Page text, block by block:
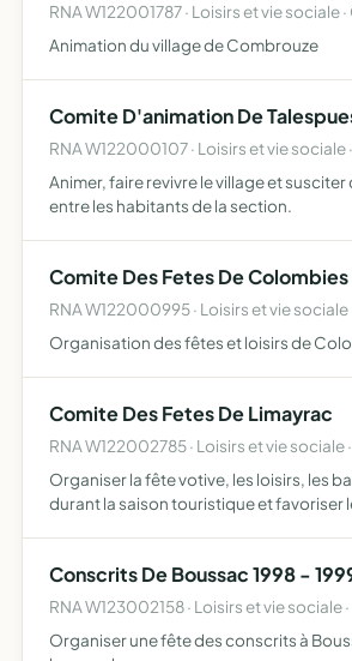
RNA W122001787 · Loisirs et vie sociale
Animation du village de Combrouze
Comite D'animation De
RNA W122000107 · Loisirs et vie sociale
Animer, faire revivre le village et
entre les habitants de la section.
Comite Des Fetes De Colombies
RNA W122000995 · Loisirs et vie sociale
Organisation des fêtes et loisirs de
Comite Des Fetes De Limayrac
RNA W122002785 · Loisirs et vie sociale
Organiser la fête votive, les loisirs, les
durant la saison touristique et favoriser
Conscrits De Boussac 1998 -
RNA W123002158 · Loisirs et vie sociale
Organiser une fête des conscrits à